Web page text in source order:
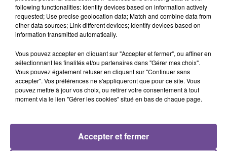
Une micro crèche de Genouillac recherche une assistante
accueil petite enfance (H/F). Vos missions : accueil des
mise en œuvre des conditions nécessaires au bien-être des
enfants. Autonome, vous participez à l'éveil des enfants et
vous êtes garant de la sécurité physique et affective des
enfants. Aide à l'enfant dans l'acquisition de l’autonomie.
Mise en œuvre des règles d'hygiène et de sécurité.
Référence de l’offre France Travail : 185TJZS
following functionalities: Identify devices based on information actively
requested; Use precise geolocation data; Match and combine data from
other data sources; Link different devices; Identify devices based on
information transmitted automatically.
Vous pouvez accepter en cliquant sur "Accepter et fermer", ou affiner en
sélectionnant les finalités et/ou partenaires dans "Gérer mes choix".
Vous pouvez également refuser en cliquant sur "Continuer sans
accepter". Vos préférences ne s'appliqueront que pour ce site. Vous
pouvez mettre à jour vos choix, ou retirer votre consentement à tout
moment via le lien "Gérer les cookies" situé en bas de chaque page.
Accepter et fermer